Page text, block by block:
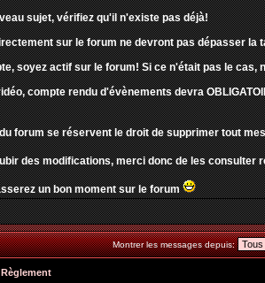
sujet, vérifiez qu'il n'existe pas déjà!
sur le forum ne devront pas dépasser la
soyez actif sur le forum! Si ce n'était pas le cas,
compte rendu d'évènements devra
forum se réservent le droit de supprimer tout
des modifications, merci donc de les consulter
un bon moment sur le forum
Montrer les messages depuis:
Règlement